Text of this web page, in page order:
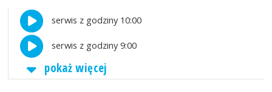
serwis z godziny 10:00
serwis z godziny 9:00
pokaż więcej